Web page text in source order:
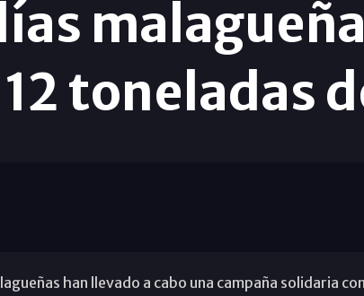
toneladas
han llevado a cabo una campaña solidaria